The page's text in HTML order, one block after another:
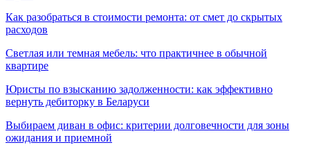
Как разобраться в стоимости ремонта: от смет до скрытых
расходов
Светлая или темная мебель: что практичнее в обычной
квартире
Юристы по взысканию задолженности: как эффективно
вернуть дебиторку в Беларуси
Выбираем диван в офис: критерии долговечности для зоны
ожидания и приемной